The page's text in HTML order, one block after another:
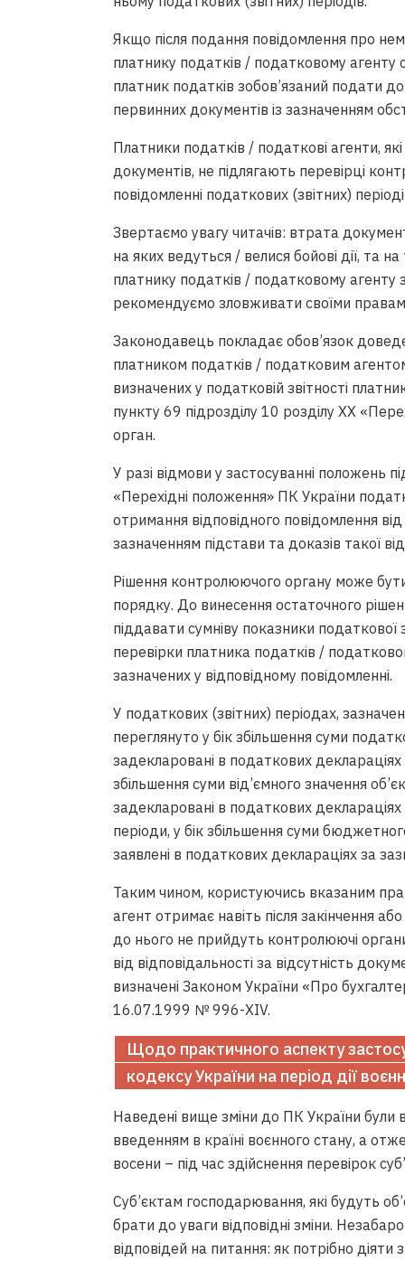
Якщо після подання повідомлення про
платнику податків / податковому
платник податків зобов’язаний подати
первинних документів із зазначенням
Платники податків / податкові агенти,
документів, не підлягають перевірці
повідомленні податкових (звітних)
Звертаємо увагу читачів: втрата
на яких ведуться / велися бойові дії, та
платнику податків / податковому
рекомендуємо зловживати своїми
Законодавець покладає обов’язок
платником податків / податковим
визначених у податковій звітності
пункту 69 підрозділу 10 розділу ХХ
орган.
У разі відмови у застосуванні положень
«Перехідні положення» ПК України
отримання відповідного повідомлення
зазначенням підстави та доказів такої
Рішення контролюючого органу може
порядку. До винесення остаточного
піддавати сумніву показники податкової
перевірки платника податків /
зазначених у відповідному повідомленні.
У податкових (звітних) періодах,
переглянуто у бік збільшення суми
задекларовані в податкових деклараціях
збільшення суми від’ємного значення
задекларовані в податкових деклараціях
періоди, у бік збільшення суми
заявлені в податкових деклараціях за
Таким чином, користуючись вказаним
агент отримає навіть після закінчення
до нього не прийдуть контролюючі
від відповідальності за відсутність
визначені Законом України «Про
16.07.1999 № 996-XIV.
Щодо практичного аспекту
кодексу України на період дії
Наведені вище зміни до ПК України були
введенням в країні воєнного стану, а
восени – під час здійснення перевірок
Суб’єктам господарювання, які будуть
брати до уваги відповідні зміни.
відповідей на питання: як потрібно діяти